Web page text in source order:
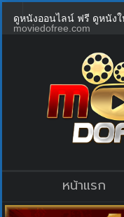
ดูหนังออนไลน์ ฟรี ดูหนัง
moviedofree.com
หน้าแรก